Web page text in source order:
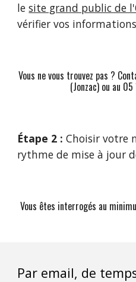
le site grand public de
vérifier vos
Vous ne vous trouvez pas ?
(Jonzac) ou au
Étape 2 : Choisir votre
rythme de mise à jour
Vous êtes interrogés au
Par email, de